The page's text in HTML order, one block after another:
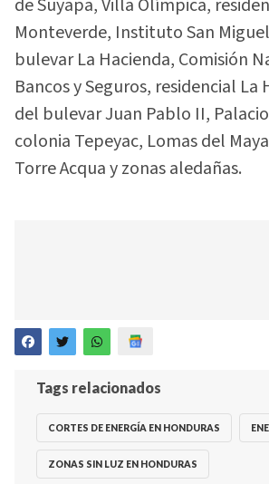
de Suyapa, Villa Olímpica,
Monteverde, Instituto San
bulevar La Hacienda, Comisión
Bancos y Seguros, residencial
del bulevar Juan Pablo II,
colonia Tepeyac, Lomas del
Torre Acqua y zonas aledañas.
Tags relacionados
CORTES DE ENERGÍA EN HONDURAS
ZONAS SIN LUZ EN HONDURAS